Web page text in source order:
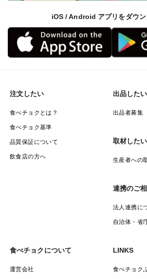
iOS / Android アプリをダウン
注文したい
食べチョクとは？
食べチョク基準
品質保証について
飲食店の方へ
出品したい
出品者募集
取材したい
生産者への
連携のご
法人連携に
自治体・省
食べチョクについて
運営会社
LINKS
食べチョク